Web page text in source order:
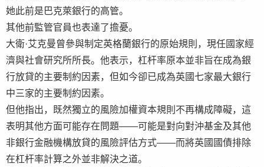
她此前是巴克萊銀行的高管。
其他前監管官員也表達了擔憂。
大衛·艾克曼曾參與制定英格蘭銀行的原始規則，現任國家經
濟與社會研究所所長。他表示，杠杆率原本並非旨在成為銀
行放貸的主要制約因素，但如今卻已成為英國七家最大銀行
中三家的主要制約因素。
但他指出，既然獨立的風險加權資本規則不再構成障礙，這
表明其他方面可能存在問題——可能是對向對沖基金及其他
非銀行金融機構放貸的風險評估方式——而將英國國債排除
在杠杆率計算之外並非解決之道。